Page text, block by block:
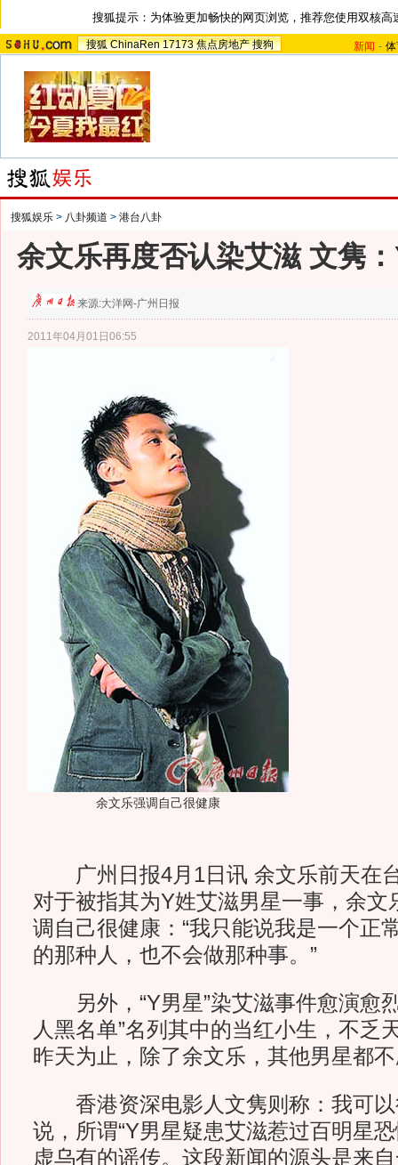
搜狐提示：为体验更加畅快的网页浏览，推荐您使用双核高
搜狐 ChinaRen 17173 焦点房地产 搜狗 新闻 -
搜狐娱乐 > 八卦频道 > 港台八卦
余文乐再度否认染艾滋 文隽
来源:大洋网-广州日报
2011年04月01日06:55
余文乐强调自己很健康
广州日报4月1日讯 余文乐前天在
对于被指其为Y姓艾滋男星一事，余文
调自己很健康：“我只能说我是一个正
的那种人，也不会做那种事。”
另外，“Y男星”染艾滋事件愈演愈
人黑名单”名列其中的当红小生，不乏
昨天为止，除了余文乐，其他男星都
香港资深电影人文隽则称：我可以
说，所谓“Y男星疑患艾滋惹过百明星
虚乌有的谣传。这段新闻的源头是来